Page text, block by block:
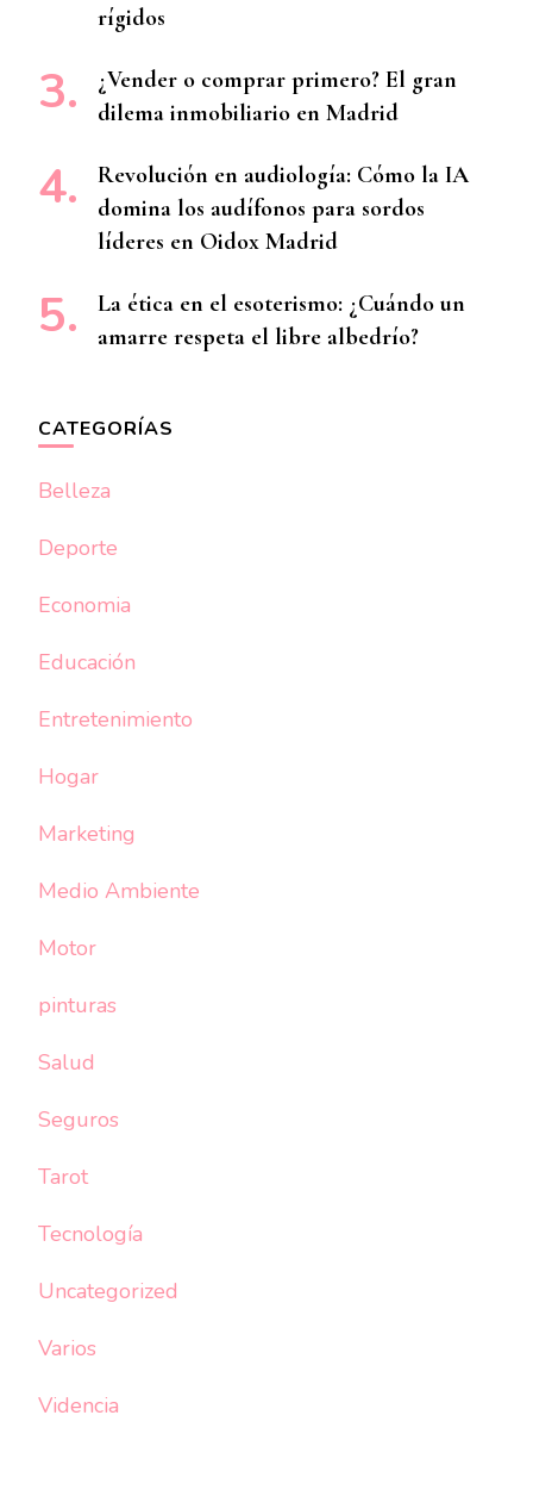
rígidos
¿Vender o comprar primero? El gran
dilema inmobiliario en Madrid
Revolución en audiología: Cómo la IA
domina los audífonos para sordos
líderes en Oidox Madrid
La ética en el esoterismo: ¿Cuándo un
amarre respeta el libre albedrío?
CATEGORÍAS
Belleza
Deporte
Economia
Educación
Entretenimiento
Hogar
Marketing
Medio Ambiente
Motor
pinturas
Salud
Seguros
Tarot
Tecnología
Uncategorized
Varios
Videncia